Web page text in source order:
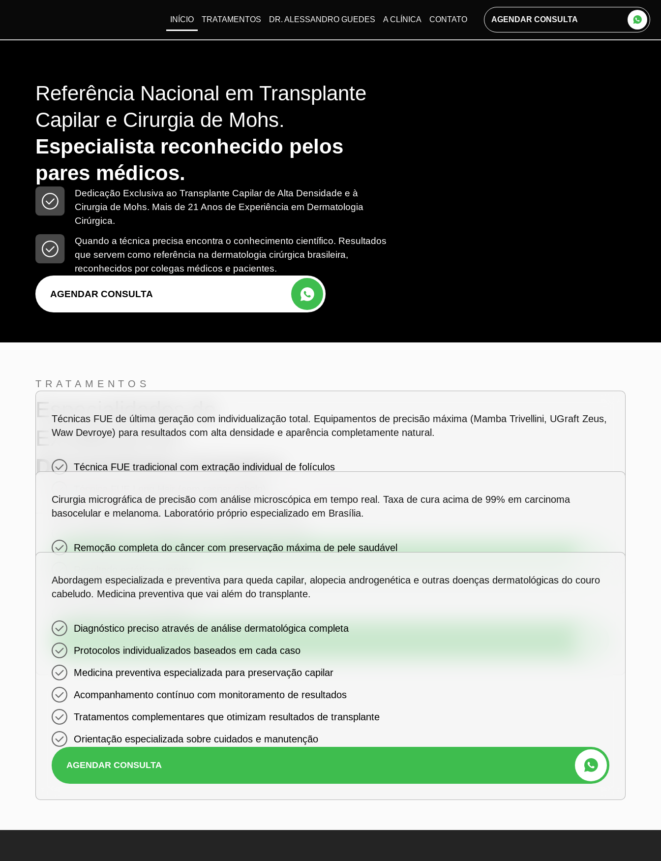
INÍCIO TRATAMENTOS DR. ALESSANDRO GUEDES A CLÍNICA CONTATO AGENDAR CONSULTA
Referência Nacional em Transplante
Capilar e Cirurgia de Mohs.
Especialista reconhecido pelos
pares médicos.
Dedicação Exclusiva ao Transplante Capilar de Alta Densidade e à
Cirurgia de Mohs. Mais de 21 Anos de Experiência em Dermatologia
Cirúrgica.
Quando a técnica precisa encontra o conhecimento científico. Resultados
que servem como referência na dermatologia cirúrgica brasileira,
reconhecidos por colegas médicos e pacientes.
AGENDAR CONSULTA
TRATAMENTOS
Especialidades de
Excelência em
Dermatologia Cirúrgica
Avançado
Capilares
Técnicas FUE de última geração com individualização total. Equipamentos de precisão máxima (Mamba Trivellini, UGraft Zeus,
Waw Devroye) para resultados com alta densidade e aparência completamente natural.
Técnica FUE tradicional com extração individual de folículos
Protocolos personalizados para cada tipo de cabelo
Cirurgia micrográfica de precisão com análise microscópica em tempo real. Taxa de cura acima de 99% em carcinoma
basocelular e melanoma. Laboratório próprio especializado em Brasília.
Remoção completa do câncer com preservação máxima de pele saudável
Procedimento em um único dia
Abordagem especializada e preventiva para queda capilar, alopecia androgenética e outras doenças dermatológicas do couro
cabeludo. Medicina preventiva que vai além do transplante.
Diagnóstico preciso através de análise dermatológica completa
Protocolos individualizados baseados em cada caso
Medicina preventiva especializada para preservação capilar
Acompanhamento contínuo com monitoramento de resultados
Tratamentos complementares que otimizam resultados de transplante
Orientação especializada sobre cuidados e manutenção
AGENDAR CONSULTA